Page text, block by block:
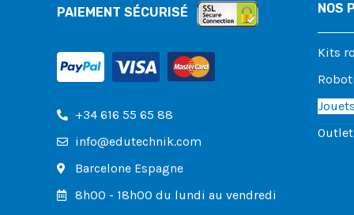
PAIEMENT SÉCURISÉ
+34 616 55 65 88
info@edutechnik.com
Barcelone Espagne
8h00 - 18h00 du lundi au vendredi
NOS
Kits
Outlet